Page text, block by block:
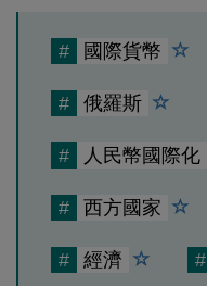
# 國際貨幣
# 俄羅斯
# 人民幣國際化
# 西方國家
# 經濟 #